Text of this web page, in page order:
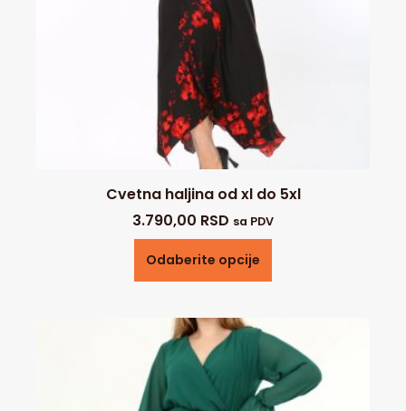
Cvetna haljina od xl do 5xl
3.790,00 RSD sa PDV
Odaberite opcije